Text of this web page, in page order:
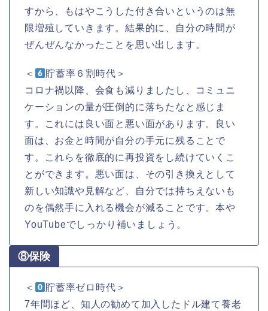
すから、もはやこうした付き合いというのは無
限増殖していきます。結果的に、自分の時間が
ぜんぜんなかったことを思い出します。
＜
貯蓄率６割時代＞
コロナ禍以降、会食も減りましたし、コミュニ
ケーションの量が圧倒的に落ちたなと感じま
す。これには良い面と悪い面があります。良い
面は、お金と時間が自分の手元に残ることで
す。これらを徹底的に再投資をし続けていくこ
とができます。悪い面は、その引き換えとして
新しい知識や見解など、自分では持ちえないも
のを偶然手に入れる機会が減ることです。本や
YouTubeでしっかり補いましょう。
⑧保険
＜
貯蓄率ゼロ時代＞
7年間ほど、知人の勧めて加入したドル建て養老